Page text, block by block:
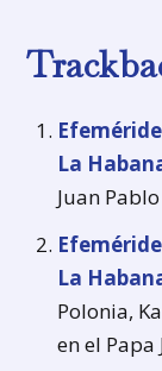
La
Juan
La
Polonia,
en el